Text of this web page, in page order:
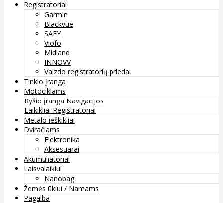
Registratoriai
Garmin
Blackvue
SAFY
Viofo
Midland
INNOVV
Vaizdo registratorių priedai
Tinklo įranga
Motociklams
Ryšio įranga Navigacijos
Laikikliai Registratoriai
Metalo ieškikliai
Dviračiams
Elektronika
Aksesuarai
Akumuliatoriai
Laisvalaikiui
Nanobag
Žemės ūkiui / Namams
Pagalba